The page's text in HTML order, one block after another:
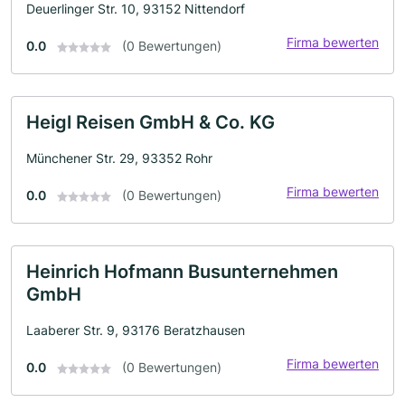
Deuerlinger Str. 10, 93152 Nittendorf
0.0 (0 Bewertungen) Firma bewerten
Heigl Reisen GmbH & Co. KG
Münchener Str. 29, 93352 Rohr
0.0 (0 Bewertungen) Firma bewerten
Heinrich Hofmann Busunternehmen
GmbH
Laaberer Str. 9, 93176 Beratzhausen
0.0 (0 Bewertungen) Firma bewerten